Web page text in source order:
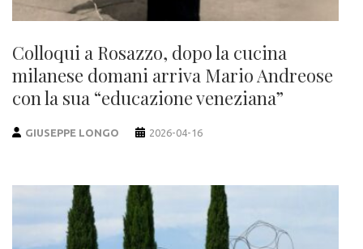
Colloqui a Rosazzo, dopo la cucina
milanese domani arriva Mario Andreose
con la sua “educazione veneziana”
GIUSEPPE LONGO 2026-04-16